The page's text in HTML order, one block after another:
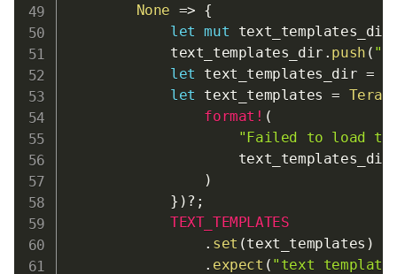
None => {
let
mut
            text_templates_dir
. push (
let text_templates_dir =
let text_templates = Tera
format! (
"Failed to load
                    text_templates_dir
)
} ) ? ;
TEXT_TEMPLATES
. set (text_templates )
. expect ( "text